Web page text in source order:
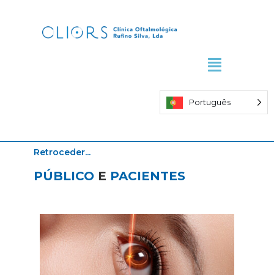
Português
Retroceder...
PÚBLICO E PACIENTES